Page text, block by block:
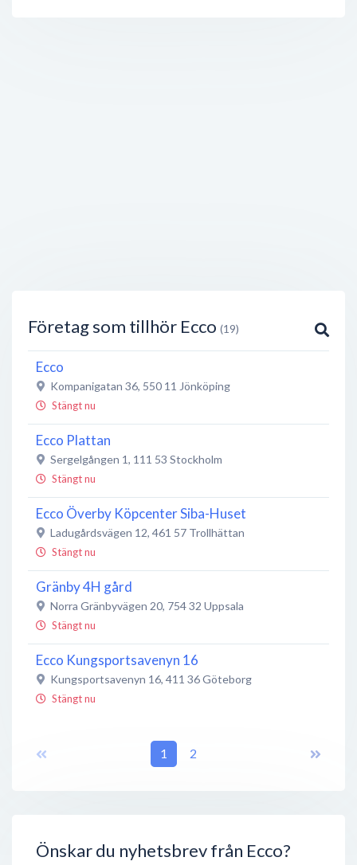
Önskar du nyhetsbrev från Ecco?
Företag som tillhör Ecco (19)
Ecco
Kompanigatan 36, 550 11 Jönköping
Stängt nu
Ecco Plattan
Sergelgången 1, 111 53 Stockholm
Stängt nu
Ecco Överby Köpcenter Siba-Huset
Ladugårdsvägen 12, 461 57 Trollhättan
Stängt nu
Gränby 4H gård
Norra Gränbyvägen 20, 754 32 Uppsala
Stängt nu
Ecco Kungsportsavenyn 16
Kungsportsavenyn 16, 411 36Göteborg
Stängt nu
Sundsvall
Stängt nu
1 2